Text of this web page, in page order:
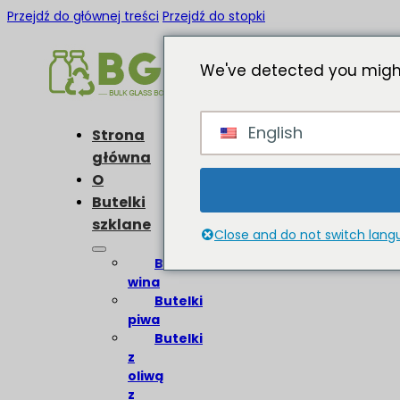
Przejdź do głównej treści Przejdź do stopki
Strona
główna
O
Butelki
szklane
Butelki
wina
Butelki
piwa
Butelki
z
oliwą
z
We've detected you
English
Close and do not switch